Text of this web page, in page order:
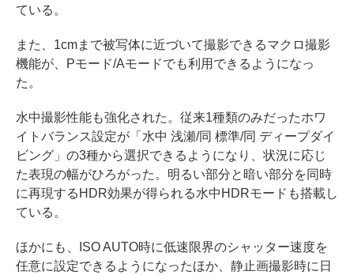
ている。
また、1cmまで被写体に近づいて撮影できるマクロ撮影
機能が、Pモード/Aモードでも利用できるようになっ
た。
水中撮影性能も強化された。従来1種類のみだったホワ
イトバランス設定が「水中 浅瀬/同 標準/同 ディープダイ
ビング」の3種から選択できるようになり、状況に応じ
た表現の幅がひろがった。明るい部分と暗い部分を同時
に再現するHDR効果が得られる水中HDRモードも搭載し
ている。
ほかにも、ISO AUTO時に低速限界のシャッター速度を
任意に設定できるようになったほか、静止画撮影時に日